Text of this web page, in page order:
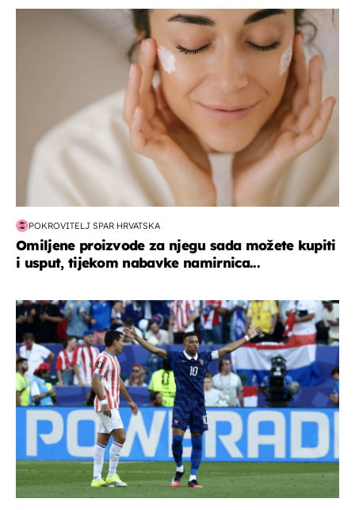
moda & ljepota
POKROVITELJ SPAR HRVATSKA
Omiljene proizvode za njegu sada možete kupiti
i usput, tijekom nabavke namirnica...
svjetsko prvenstvo 2026